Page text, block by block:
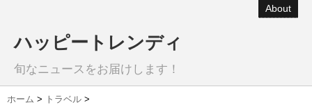
About
ハッピートレンディ
旬なニュースをお届けします！
ホーム > トラベル >